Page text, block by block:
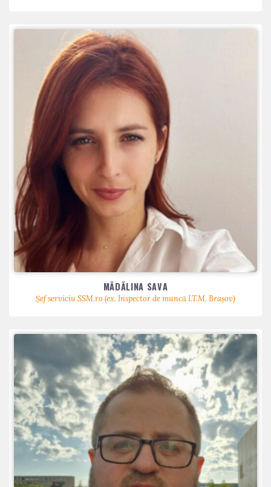
MĂDĂLINA SAVA
Șef serviciu SSM.ro (ex. Inspector de muncă I.T.M. Brașov)